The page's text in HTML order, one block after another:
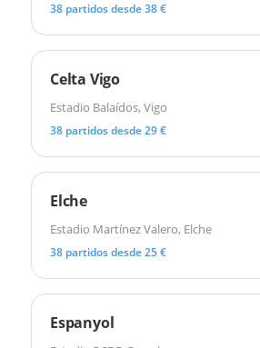
38 partidos desde 38 €
Celta Vigo
Estadio Balaídos, Vigo
38 partidos desde 29 €
Elche
Estadio Martínez Valero, Elche
38 partidos desde 25 €
Espanyol